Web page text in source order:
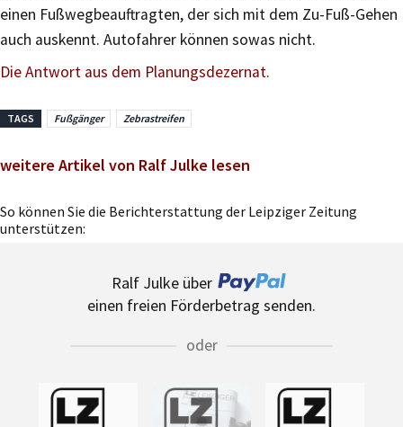
einen Fußwegbeauftragten, der sich mit dem Zu-Fuß-Gehen
auch auskennt. Autofahrer können sowas nicht.
Die Antwort aus dem Planungsdezernat.
TAGS Fußgänger Zebrastreifen
weitere Artikel von Ralf Julke lesen
So können Sie die Berichterstattung der Leipziger Zeitung
unterstützen:
Ralf Julke über
einen freien Förderbetrag senden.
oder